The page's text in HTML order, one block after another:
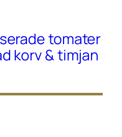
tomater
korv & timjan